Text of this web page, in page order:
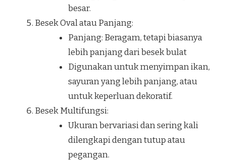
besar.
Besek Oval atau Panjang:
Panjang: Beragam, tetapi biasanya
lebih panjang dari besek bulat
Digunakan untuk menyimpan ikan,
sayuran yang lebih panjang, atau
untuk keperluan dekoratif.
Besek Multifungsi:
Ukuran bervariasi dan sering kali
dilengkapi dengan tutup atau
pegangan.